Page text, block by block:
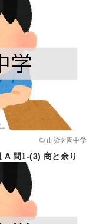
山脇学園中学
A 問1-(3) 商と余り